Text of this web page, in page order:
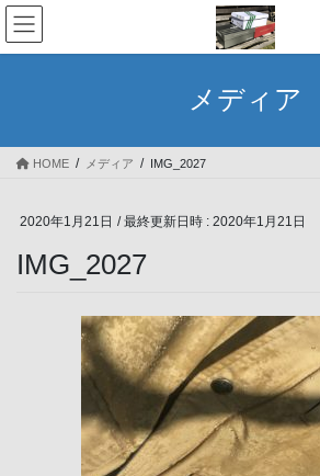
コ
ン
テ
ス
ナ
ビ
ゲ
ン
メディア
HOME メディア IMG_2027
2020年1月21日 / 最終更新日時 : 2020年1月21日
IMG_2027